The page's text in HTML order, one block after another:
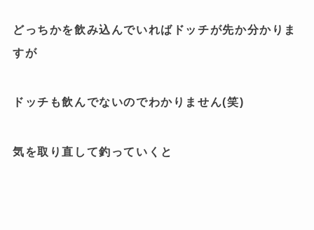
どっちかを飲み込んでいればドッチが先か分かりま
すが
ドッチも飲んでないのでわかりません(笑)
気を取り直して釣っていくと